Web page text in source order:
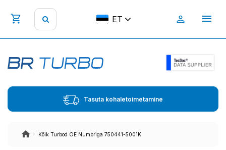
ET
Tasuta kohaletoimetamine
Kõik Turbod OE Numbriga 750441-5001K